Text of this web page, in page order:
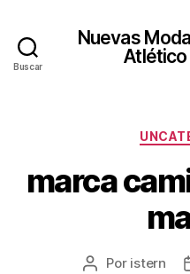
Buscar
Nuevas
Atlético
marca
Autor
Por istern